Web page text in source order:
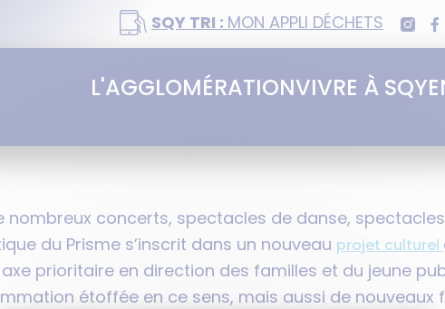
SQY TRI : MON APPLI DÉCHETS
L'AGGLOMÉRATIONVIVRE À SQY
nombreux concerts, spectacles de danse,
du Prisme s’inscrit dans un nouveau projet culturel
axe prioritaire en direction des familles et du jeune
étoffée en ce sens, mais aussi de